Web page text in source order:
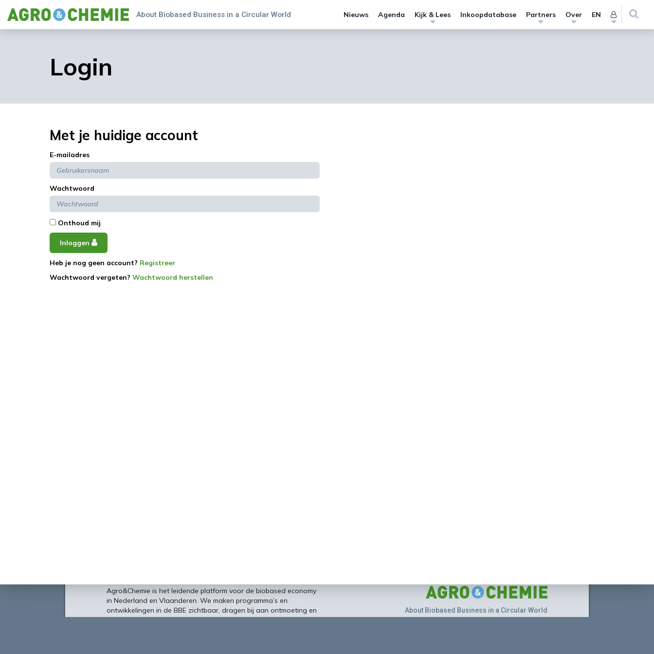
About Biobased Business in a Circular World Nieuws Agenda Kijk & Lees Inkoopdatabase Partners Over EN
Login
Met je huidige account
E-mailadres
Wachtwoord
Onthoud mij
Inloggen
Heb je nog geen account? Registreer
Wachtwoord vergeten? Wachtwoord herstellen
Agro&Chemie is het leidende platform voor de biobased economy
in Nederland en Vlaanderen. We maken programma’s en
ontwikkelingen in de BBE zichtbaar, dragen bij aan ontmoeting en
verbinding tussen ondernemers, kennisinstellingen en overheid en
About Biobased Business in a Circular World